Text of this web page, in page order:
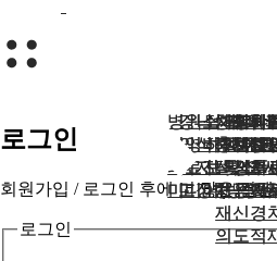
병원소개
경영비전,대
의료진 및 오
미디어(방송/
강남성모치
의식하진정
디지털 임플
고정형 임플
치주치
충치치
신경치
치근단
재신경
의도적
라미
치아
턱 관절
히알루
보톡스
상담
치료
전후
공지
회원
로그
병원소개
경영비전,대
의료진 및 오
미디어(방송/
강남성모치
의식하진정
디지털 임플
고정형 임플
치주치
충치치
신경치
치근단
재신경
의도적
라미
치아
턱 관절
히알루
보톡스
상담
치료
전후
공지
회원
로그
로그인
회원가입 / 로그인 후에 더 많은 컨
로그인